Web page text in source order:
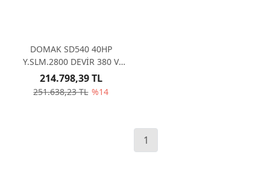
DOMAK SD540 40HP
Y.SLM.2800 DEVİR 380 V
TRİFAZE SANTRİFÜJ POMPA
251.638,23 TL %14
214.798,39 TL
1